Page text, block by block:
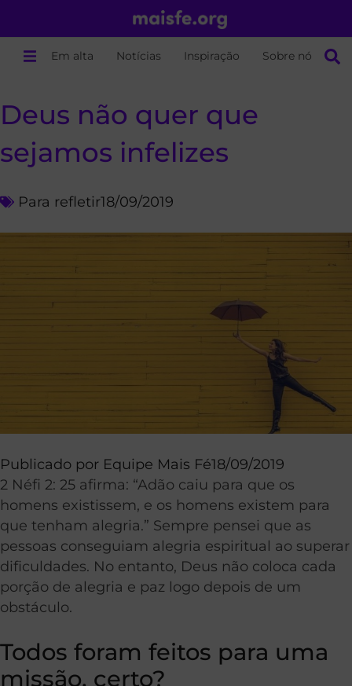
Em alta Notícias Inspiração Sobre nós
Deus não quer que
sejamos infelizes
Para refletir18/09/2019
Publicado por Equipe Mais Fé18/09/2019
2 Néfi 2: 25 afirma: “Adão caiu para que os
homens existissem, e os homens existem para
que tenham alegria.” Sempre pensei que as
pessoas conseguiam alegria espiritual ao superar
dificuldades. No entanto, Deus não coloca cada
porção de alegria e paz logo depois de um
obstáculo.
Todos foram feitos para uma
missão, certo?